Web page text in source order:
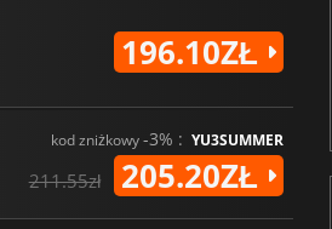
196.10ZŁ
kod zniżkowy-3% : YU3SUMMER
211.55zł 205.20ZŁ